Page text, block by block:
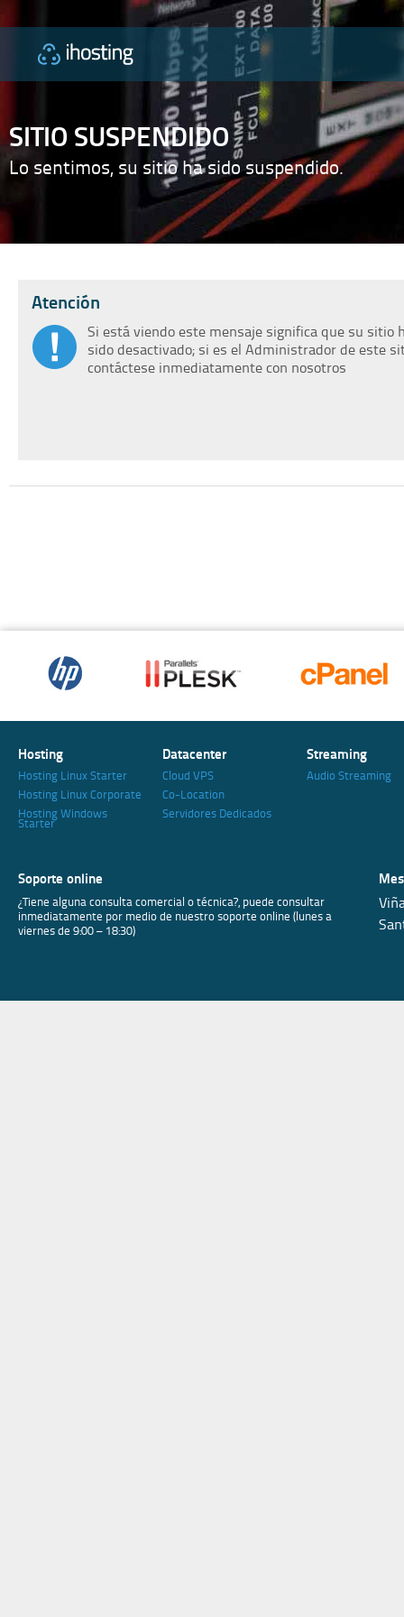
SITIO SUSPENDIDO
Lo sentimos, su sitio ha sido suspendido.
Atención
Si está viendo este mensaje significa que su sitio
sido desactivado; si es el Administrador de este
contáctese inmediatamente con nosotros
Hosting
Hosting Linux Starter
Hosting Linux Corporate
Hosting Windows
Starter
Datacenter
Cloud VPS
Co-Location
Servidores Dedicados
Streaming
Audio Streaming
Soporte online
¿Tiene alguna consulta comercial o técnica?, puede consultar
inmediatamente por medio de nuestro soporte online (lunes a
viernes de 9:00 – 18:30)